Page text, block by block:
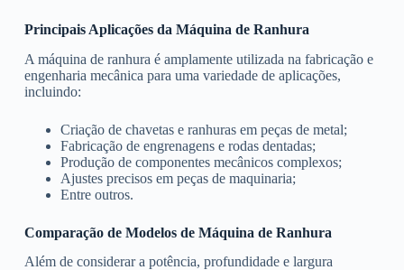
Principais Aplicações da Máquina de Ranhura
A máquina de ranhura é amplamente utilizada na fabricação e
engenharia mecânica para uma variedade de aplicações,
incluindo:
Criação de chavetas e ranhuras em peças de metal;
Fabricação de engrenagens e rodas dentadas;
Produção de componentes mecânicos complexos;
Ajustes precisos em peças de maquinaria;
Entre outros.
Comparação de Modelos de Máquina de Ranhura
Além de considerar a potência, profundidade e largura